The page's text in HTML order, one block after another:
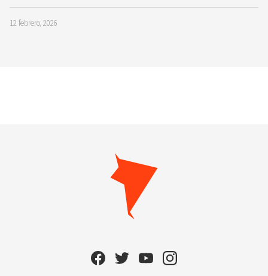
12 febrero, 2026